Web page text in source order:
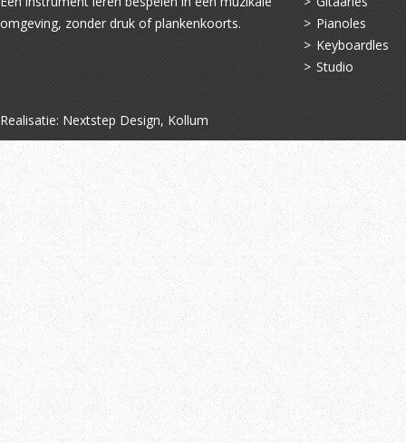
omgeving, zonder druk of plankenkoorts.
Pianoles
Keyboardles
Studio
Realisatie: Nextstep Design, Kollum